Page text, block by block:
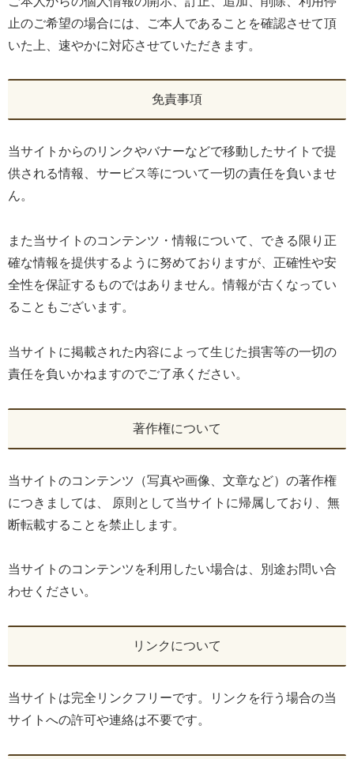
止のご希望の場合には、ご本人であることを確認させて頂
いた上、速やかに対応させていただきます。
免責事項
当サイトからのリンクやバナーなどで移動したサイトで提
供される情報、サービス等について一切の責任を負いませ
ん。
また当サイトのコンテンツ・情報について、できる限り正
確な情報を提供するように努めておりますが、正確性や安
全性を保証するものではありません。情報が古くなってい
ることもございます。
当サイトに掲載された内容によって生じた損害等の一切の
責任を負いかねますのでご了承ください。
著作権について
当サイトのコンテンツ（写真や画像、文章など）の著作権
につきましては、 原則として当サイトに帰属しており、無
断転載することを禁止します。
当サイトのコンテンツを利用したい場合は、別途お問い合
わせください。
リンクについて
当サイトは完全リンクフリーです。リンクを行う場合の当
サイトへの許可や連絡は不要です。